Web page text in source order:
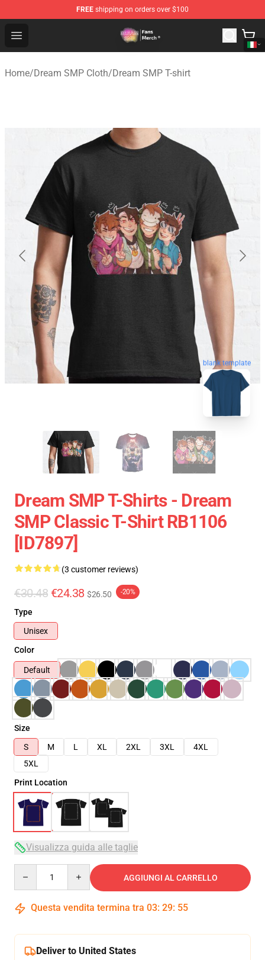
FREE shipping on orders over $100
Open menu
Dream SMP Store - Official Dream SMP Merchandise
Home/Dream SMP Cloth/Dream SMP T-shirt
blank template
Dream SMP T-Shirts - Dream
SMP Classic T-Shirt RB1106
[ID7897]
(3 customer reviews)
€30.48 €24.38 $26.50 -20%
Type
Unisex
Color
Default
Size
S
M L XL 2XL 3XL
4XL
5XL
Print Location
Visualizza guida alle taglie
AGGIUNGI AL CARRELLO
Questa vendita termina tra 03: 29: 54
Deliver to United States